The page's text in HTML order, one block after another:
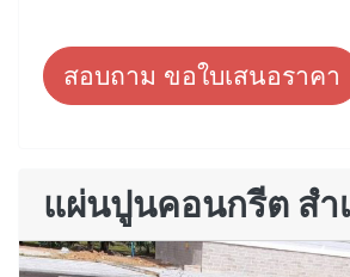
สอบถาม ขอใบเสนอราคา
แผ่นปูนคอนกรีต สำ